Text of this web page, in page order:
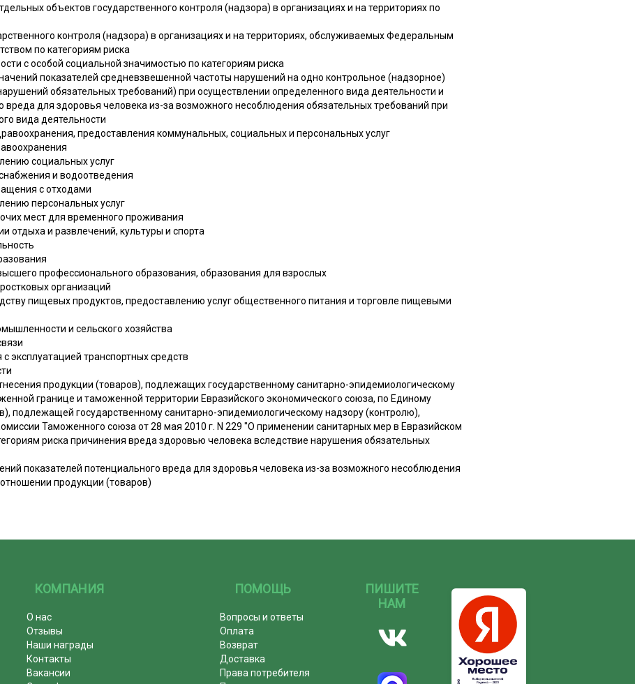
объектов государственного контроля (надзора) в организациях и на территориях по
контроля (надзора) в организациях и на территориях, обслуживаемых Федеральным
по категориям риска
с особой социальной значимостью по категориям риска
показателей средневзвешенной частоты нарушений на одно контрольное (надзорное)
обязательных требований) при осуществлении определенного вида деятельности и
вреда для здоровья человека из-за возможного несоблюдения обязательных требований при
вида деятельности
предоставления коммунальных, социальных и персональных услуг
социальных услуг
и водоотведения
с отходами
персональных услуг
мест для временного проживания
отдыха и развлечений, культуры и спорта
профессионального образования, образования для взрослых
организаций
пищевых продуктов, предоставлению услуг общественного питания и торговле пищевыми
и сельского хозяйства
эксплуатацией транспортных средств
продукции (товаров), подлежащих государственному санитарно-эпидемиологическому
границе и таможенной территории Евразийского экономического союза, по Единому
подлежащей государственному санитарно-эпидемиологическому надзору (контролю),
Таможенного союза от 28 мая 2010 г. N 229 "О применении санитарных мер в Евразийском
риска причинения вреда здоровью человека вследствие нарушения обязательных
показателей потенциального вреда для здоровья человека из-за возможного несоблюдения
продукции (товаров)
КОМПАНИЯ
О нас
Отзывы
Наши награды
Контакты
Вакансии
ПОМОЩЬ
Вопросы и ответы
Оплата
Возврат
Доставка
Права потребителя
ПИШИТЕ
НАМ